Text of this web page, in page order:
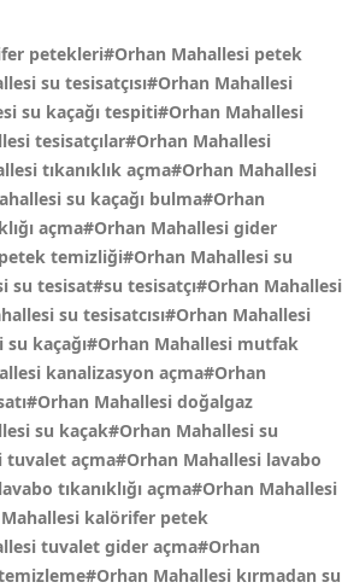
petekleri#Orhan Mahallesi petek
su tesisatçısı#Orhan Mahallesi
su kaçağı tespiti#Orhan Mahallesi
tesisatçılar#Orhan Mahallesi
tıkanıklık açma#Orhan Mahallesi
su kaçağı bulma#Orhan
açma#Orhan Mahallesi gider
temizliği#Orhan Mahallesi su
su tesisat#su tesisatçı#Orhan Mahallesi
su tesisatcısı#Orhan Mahallesi
kaçağı#Orhan Mahallesi mutfak
kanalizasyon açma#Orhan
Mahallesi doğalgaz
su kaçak#Orhan Mahallesi su
tuvalet açma#Orhan Mahallesi lavabo
tıkanıklığı açma#Orhan Mahallesi
kalörifer petek
tuvalet gider açma#Orhan
Mahallesi kırmadan su